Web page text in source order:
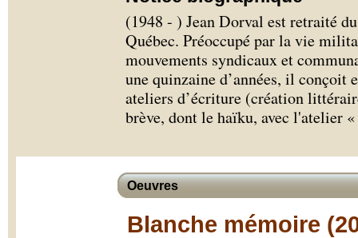
(1948 - ) Jean Dorval est retraité
Québec. Préoccupé par la vie
mouvements syndicaux et
une quinzaine d’années, il conçoit
ateliers d’écriture (création
brève, dont le haïku, avec l'atelier
Oeuvres
Blanche mémoire